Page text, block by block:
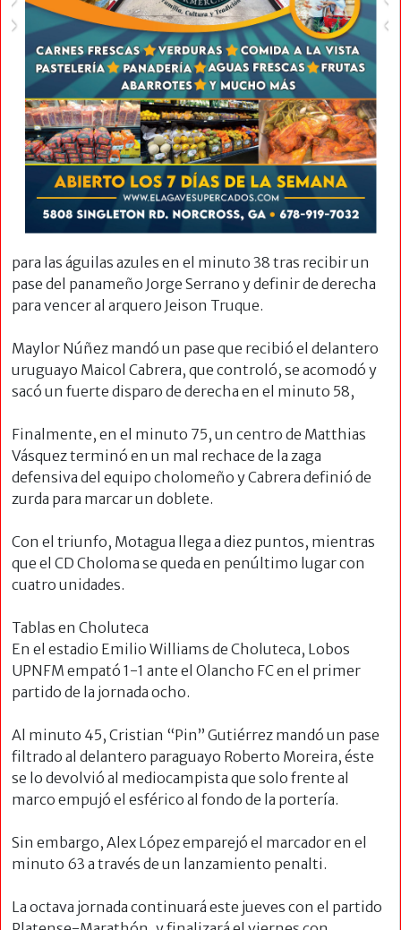
para las águilas azules en el minuto 38 tras recibir un
pase del panameño Jorge Serrano y definir de derecha
para vencer al arquero Jeison Truque.
Maylor Núñez mandó un pase que recibió el delantero
uruguayo Maicol Cabrera, que controló, se acomodó y
sacó un fuerte disparo de derecha en el minuto 58,
Finalmente, en el minuto 75, un centro de Matthias
Vásquez terminó en un mal rechace de la zaga
defensiva del equipo cholomeño y Cabrera definió de
zurda para marcar un doblete.
Con el triunfo, Motagua llega a diez puntos, mientras
que el CD Choloma se queda en penúltimo lugar con
cuatro unidades.
Tablas en Choluteca
En el estadio Emilio Williams de Choluteca, Lobos
UPNFM empató 1-1 ante el Olancho FC en el primer
partido de la jornada ocho.
Al minuto 45, Cristian “Pin” Gutiérrez mandó un pase
filtrado al delantero paraguayo Roberto Moreira, éste
se lo devolvió al mediocampista que solo frente al
marco empujó el esférico al fondo de la portería.
Sin embargo, Alex López emparejó el marcador en el
minuto 63 a través de un lanzamiento penalti.
La octava jornada continuará este jueves con el partido